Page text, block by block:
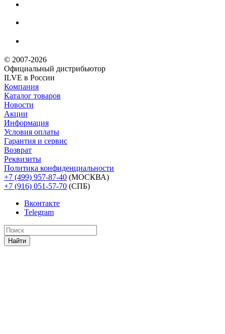
© 2007-2026
Официальный дистрибьютoр
ILVE в России
Компания
Каталог товаров
Новости
Акции
Информация
Условия оплаты
Гарантия и сервис
Возврат
Реквизиты
Политика конфиденциальности
+7 (499) 957-87-40 (МОСКВА)
+7 (916) 051-57-70 (СПБ)
Вконтакте
Telegram
Найти